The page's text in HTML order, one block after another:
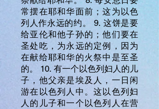
常摆在耶和华面前；这为以色
列人作永远的约。 9. 这饼是要
给亚伦和他子孙的；他们要在
圣处吃，为永远的定例，因为
在献给耶和华的火祭中是至圣
的。 10. 有一个以色列妇人的儿
子，他父亲是埃及人，一日闲
游在以色列人中。这以色列妇
人的儿子和一个以色列人在营